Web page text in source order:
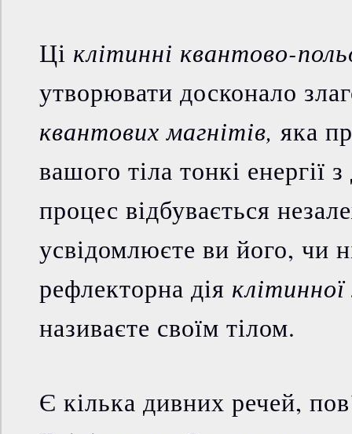
Ці клітинні квантово-
утворювати досконало
квантових магнітів, яка
вашого тіла тонкі енергії
процес відбувається
усвідомлюєте ви його, чи
рефлекторна дія
називаєте своїм тілом.
Є кілька дивних речей,